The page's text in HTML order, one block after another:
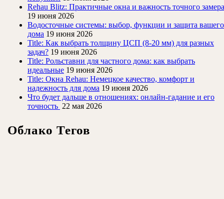
Rehau Blitz: Практичные окна и важность точного замера
19 июня 2026
Водосточные системы: выбор, функции и защита вашего
дома 19 июня 2026
Title: Как выбрать толщину ЦСП (8-20 мм) для разных
задач? 19 июня 2026
Title: Рольставни для частного дома: как выбрать
идеальные 19 июня 2026
Title: Окна Rehau: Немецкое качество, комфорт и
надежность для дома 19 июня 2026
Что будет дальше в отношениях: онлайн-гадание и его
точность 22 мая 2026
Облако Тегов